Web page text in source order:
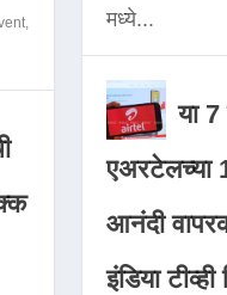
,
मध्ये...
या 7
एअरटेलच्या
आनंदी
इंडिया टीव्ही